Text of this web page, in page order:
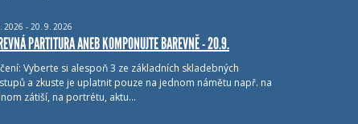
2026 - 20. 9. 2026
PARTITURA ANEB KOMPONUJTE BAREVNĚ - 20.9.
Vyberte si alespoň 3 ze základních skladebných
a zkuste je uplatnit pouze na jednom námětu např. na
zátiší, na portrétu, aktu…